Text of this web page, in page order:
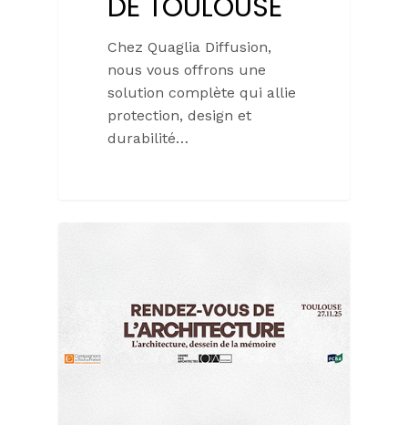
Chez Quaglia Diffusion,
nous vous offrons une
solution complète qui allie
protection, design et
durabilité…